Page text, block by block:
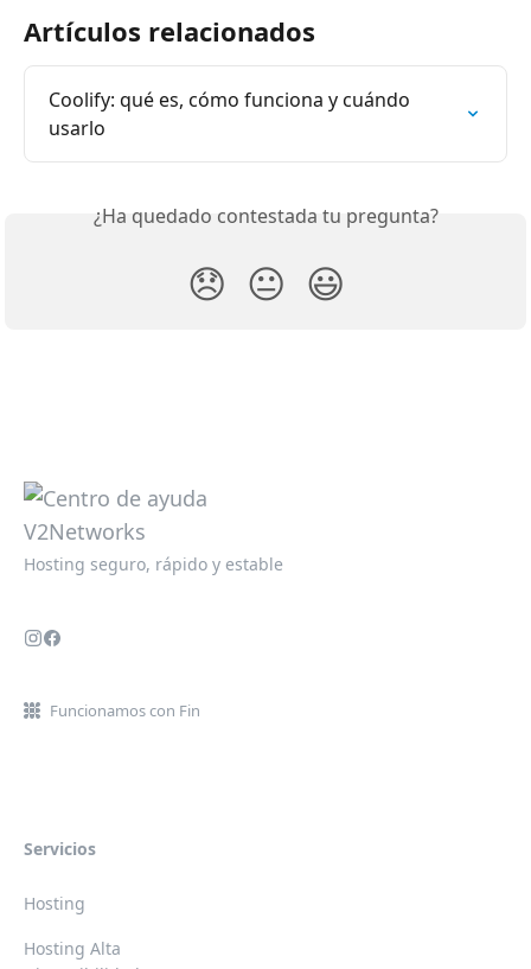
Artículos relacionados
Coolify: qué es, cómo funciona y cuándo
usarlo
¿Ha quedado contestada tu pregunta?
😞 😐 😃
Hosting seguro, rápido y estable
Funcionamos con Fin
Servicios
Hosting
Hosting Alta